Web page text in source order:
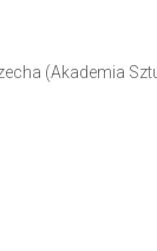
(Akademia